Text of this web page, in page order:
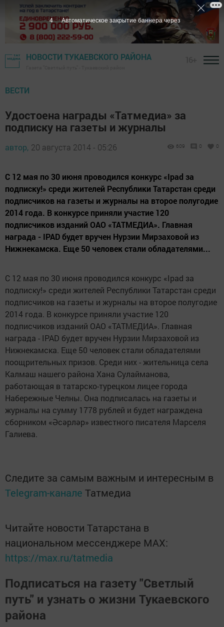
НОВОСТИ ТУКАЕВСКОГО РАЙОНА
ВЕСТИ
Удостоена награды «Татмедиа» за
подписку на газеты и журналы
автор, 20 августа 2014 - 05:26 609 0 0
С 12 мая по 30 июня проводился конкурс «Ipad за
подписку!» среди жителей Республики Татарстан среди
подписчиков на газеты и журналы на второе полугодие
2014 года. В конкурсе приняли участие 120
подписчиков изданий ОАО «ТАТМЕДИА». Главная
награда - IPAD будет вручен Нурзии Мирзаховой из
Нижнекамска. Еще 50 человек стали обладателями...
С 12 мая по 30 июня проводился конкурс «Ipad за
подписку!» среди жителей Республики Татарстан среди
подписчиков на газеты и журналы на второе полугодие
2014 года. В конкурсе приняли участие 120
подписчиков изданий ОАО «ТАТМЕДИА». Главная
награда - IPAD будет вручен Нурзии Мирзаховой из
Нижнекамска. Еще 50 человек стали обладателями
поощрительных призов. Среди них - жительница села
Калмаш нашего района Хана Сулайманова,
работающая в татарско-турецком лицее города
Набережные Челны. Она подписалась на газеты и
журналы на сумму 1778 рублей и будет награждена
сборником «Әсәрләр» известного писателя Марселя
Галиева.
Следите за самым важным и интересным в
Telegram-канале Татмедиа
Читайте новости Татарстана в
национальном мессенджере MАХ:
https://max.ru/tatmedia
Подписаться на газету "Светлый
путь" и узнать о жизни Тукаевского
района
3 Автоматическое закрытие баннера через